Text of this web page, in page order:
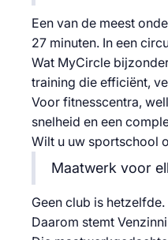
Een van de meest
27 minuten. In een
Wat MyCircle
training die efficiënt,
Voor fitnesscentra,
snelheid en een
Wilt u uw sportschool
Maatwerk voor
Geen club is
Daarom stemt